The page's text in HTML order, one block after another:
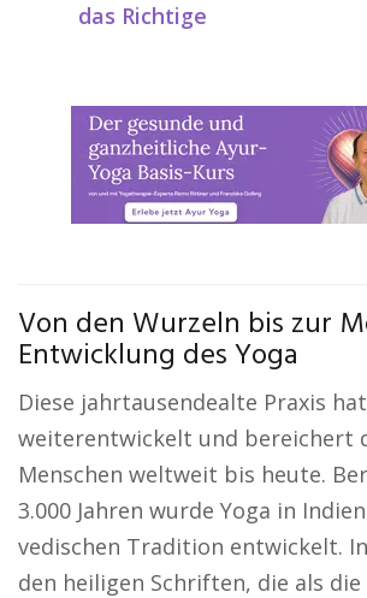
das Richtige
Von den Wurzeln bis zur
Entwicklung des Yoga
Diese jahrtausendealte Praxis
weiterentwickelt und bereichert
Menschen weltweit bis heute.
3.000 Jahren wurde Yoga in
vedischen Tradition entwickelt.
den heiligen Schriften, die als